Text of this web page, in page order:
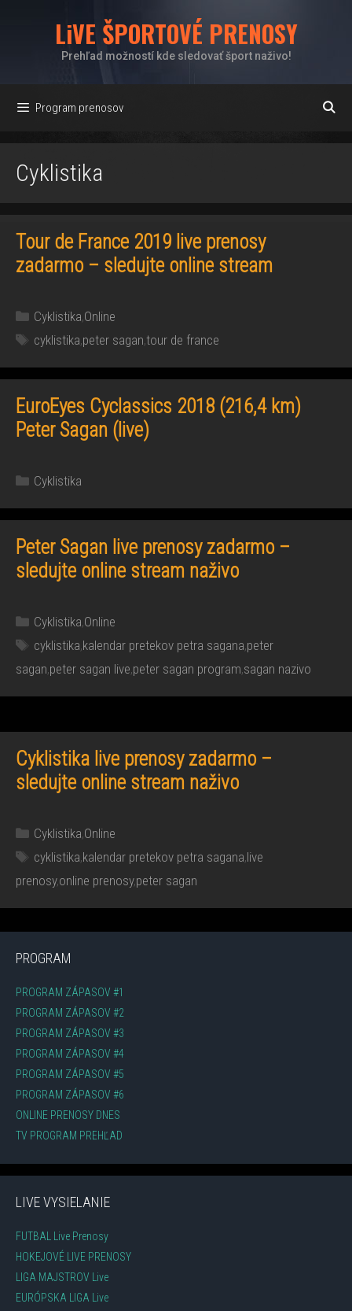
LiVE ŠPORTOVÉ PRENOSY
Prehľad možností kde sledovať šport naživo!
Program prenosov
Cyklistika
Tour de France 2019 live prenosy
zadarmo – sledujte online stream
Kategórie
Cyklistika,Online
Značky
cyklistika,peter sagan,tour de france
EuroEyes Cyclassics 2018 (216,4 km)
Peter Sagan (live)
Kategórie
Cyklistika
Peter Sagan live prenosy zadarmo –
sledujte online stream naživo
Kategórie
Cyklistika,Online
Značky
cyklistika,kalendar pretekov petra sagana,peter
sagan,peter sagan live,peter sagan program,sagan nazivo
Cyklistika live prenosy zadarmo –
sledujte online stream naživo
Kategórie
Cyklistika,Online
Značky
cyklistika,kalendar pretekov petra sagana,live
prenosy,online prenosy,peter sagan
PROGRAM
PROGRAM ZÁPASOV #1
PROGRAM ZÁPASOV #2
PROGRAM ZÁPASOV #3
PROGRAM ZÁPASOV #4
PROGRAM ZÁPASOV #5
PROGRAM ZÁPASOV #6
ONLINE PRENOSY DNES
TV PROGRAM PREHĽAD
LIVE VYSIELANIE
FUTBAL Live Prenosy
HOKEJOVÉ LIVE PRENOSY
LIGA MAJSTROV Live
EURÓPSKA LIGA Live